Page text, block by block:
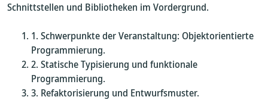
Schnittstellen und Bibliotheken im Vordergrund.
Schwerpunkte der Veranstaltung: Objektorientierte
Programmierung.
Statische Typisierung und funktionale
Programmierung.
Refaktorisierung und Entwurfsmuster.